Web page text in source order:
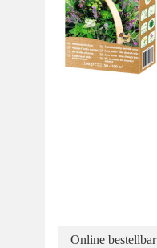
Online bestellbar